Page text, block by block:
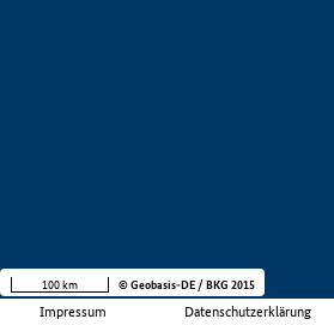
Impressum Datenschutzerklärung
100 km © Geobasis-DE / BKG 2015